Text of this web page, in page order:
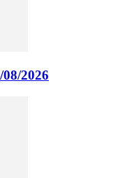
2026